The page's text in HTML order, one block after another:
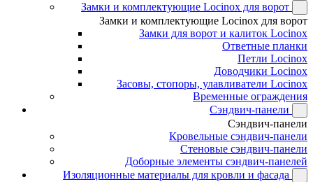
Замки и комплектующие Locinox для ворот
Замки и комплектующие Locinox для ворот
Замки для ворот и калиток Locinox
Ответные планки
Петли Locinox
Доводчики Locinox
Засовы, стопоры, улавливатели Locinox
Временные ограждения
Сэндвич-панели
Сэндвич-панели
Кровельные сэндвич-панели
Стеновые сэндвич-панели
Доборные элементы сэндвич-панелей
Изоляционные материалы для кровли и фасада